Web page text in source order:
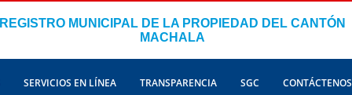
REGISTRO MUNICIPAL DE LA PROPIEDAD DEL CANTÓN
MACHALA
SERVICIOS EN LÍNEA TRANSPARENCIA SGC CONTÁCTENOS